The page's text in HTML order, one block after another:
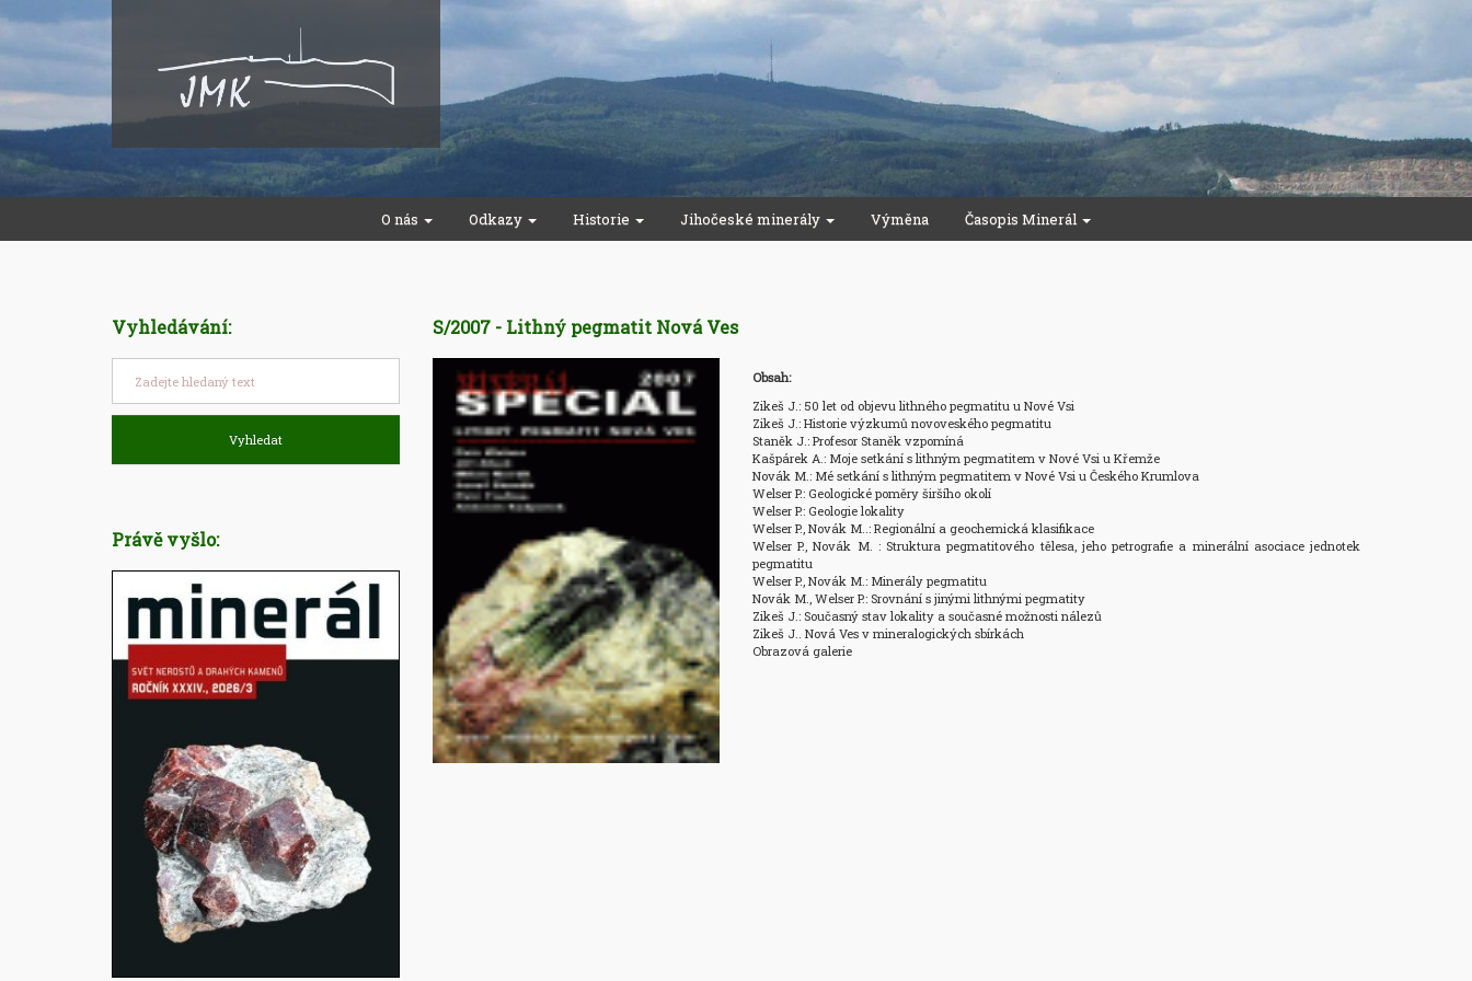
O nás Odkazy Historie Jihočeské minerály Výměna Časopis Minerál
S/2007 - Lithný pegmatit Nová Ves
Obsah:
Zikeš J.: 50 let od objevu lithného pegmatitu u Nové Vsi
Zikeš J.: Historie výzkumů novoveského pegmatitu
Staněk J.: Profesor Staněk vzpomíná
Kašpárek A.: Moje setkání s lithným pegmatitem v Nové Vsi u Křemže
Novák M.: Mé setkání s lithným pegmatitem v Nové Vsi u Českého Krumlova
Welser P.: Geologické poměry širšího okolí
Welser P.: Geologie lokality
Welser P., Novák M..: Regionální a geochemická klasifikace
Welser P., Novák M. : Struktura pegmatitového tělesa, jeho petrografie a minerální asociace jednotek
pegmatitu
Welser P., Novák M.: Minerály pegmatitu
Novák M., Welser P.: Srovnání s jinými lithnými pegmatity
Zikeš J.: Současný stav lokality a současné možnosti nálezů
Zikeš J.. Nová Ves v mineralogických sbírkách
Obrazová galerie
Vyhledávání:
Vyhledat
Právě vyšlo: